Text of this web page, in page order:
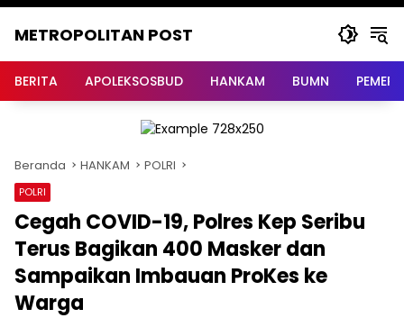
METROPOLITAN POST
BERITA APOLEKSOSBUD HANKAM BUMN
Beranda HANKAM POLRI
POLRI
Cegah COVID-19, Polres Kep Seribu
Terus Bagikan 400 Masker dan
Sampaikan Imbauan ProKes ke
Warga